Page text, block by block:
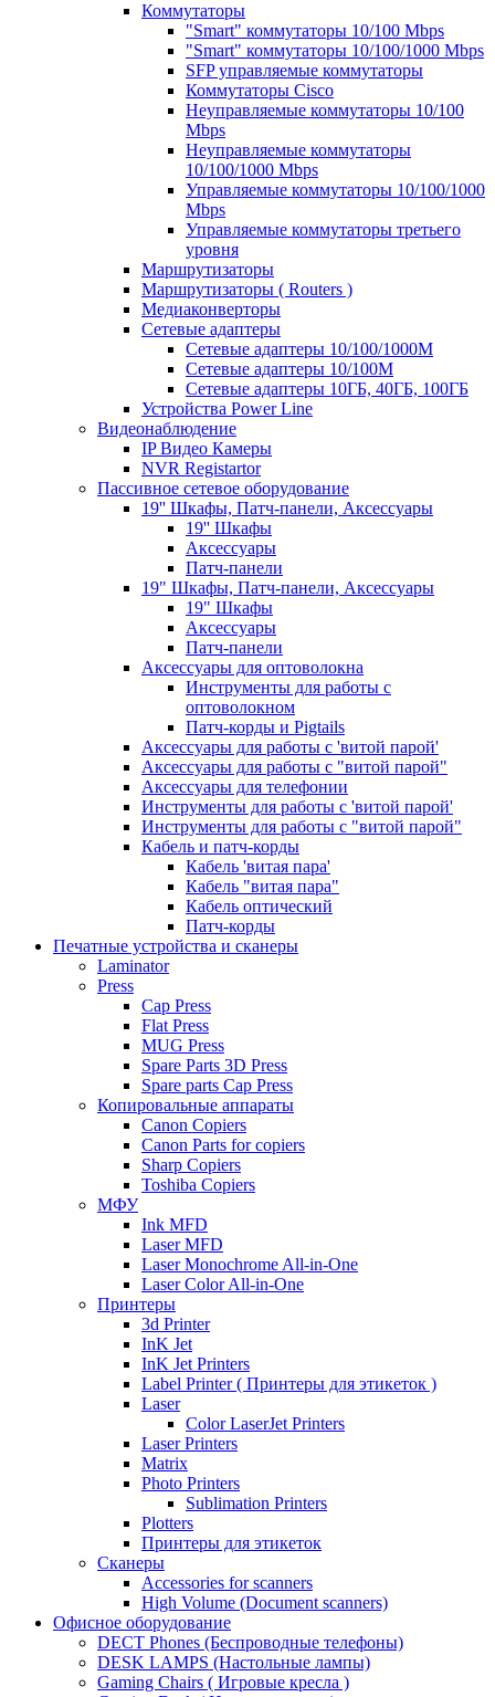
Коммутаторы
"Smart" коммутаторы 10/100 Mbps
"Smart" коммутаторы 10/100/1000 Mbps
SFP управляемые коммутаторы
Коммутаторы Cisco
Неуправляемые коммутаторы 10/100
Mbps
Неуправляемые коммутаторы
10/100/1000 Mbps
Управляемые коммутаторы 10/100/1000
Mbps
Управляемые коммутаторы третьего
уровня
Маршрутизаторы
Маршрутизаторы ( Routers )
Медиаконверторы
Сетевые адаптеры
Сетевые адаптеры 10/100/1000М
Сетевые адаптеры 10/100M
Сетевые адаптеры 10ГБ, 40ГБ, 100ГБ
Устройства Power Line
Видеонаблюдение
IP Видео Камеры
NVR Registartor
Пассивное сетевое оборудование
19'' Шкафы, Патч-панели, Аксессуары
19'' Шкафы
Аксессуары
Патч-панели
19" Шкафы, Патч-панели, Аксессуары
19" Шкафы
Аксессуары
Патч-панели
Аксессуары для оптоволокна
Инструменты для работы с
оптоволокном
Патч-корды и Pigtails
Аксессуары для работы с 'витой парой'
Аксессуары для работы с "витой парой"
Аксессуары для телефонии
Инструменты для работы с 'витой парой'
Инструменты для работы с "витой парой"
Кабель и патч-корды
Кабель 'витая пара'
Кабель "витая пара"
Кабель оптический
Патч-корды
Печатные устройства и сканеры
Laminator
Press
Cap Press
Flat Press
MUG Press
Spare Parts 3D Press
Spare parts Cap Press
Копировальные аппараты
Canon Copiers
Canon Parts for copiers
Sharp Copiers
Toshiba Copiers
МФУ
Ink MFD
Laser MFD
Laser Monochrome All-in-One
Laser Color All-in-One
Принтеры
3d Printer
InK Jet
InK Jet Printers
Label Printer ( Принтеры для этикеток )
Laser
Color LaserJet Printers
Laser Printers
Matrix
Photo Printers
Sublimation Printers
Plotters
Принтеры для этикеток
Сканеры
Accessories for scanners
High Volume (Document scanners)
Офисное оборудование
DECT Phones (Беспроводные телефоны)
DESK LAMPS (Настольные лампы)
Gaming Chairs ( Игровые кресла )